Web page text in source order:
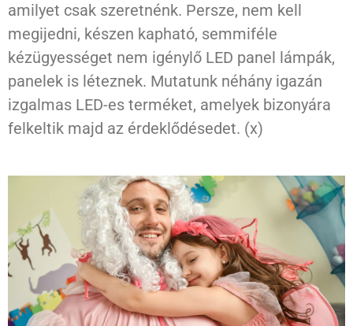
amilyet csak szeretnénk. Persze, nem kell
megijedni, készen kapható, semmiféle
kézügyességet nem igénylő LED panel lámpák,
panelek is léteznek. Mutatunk néhány igazán
izgalmas LED-es terméket, amelyek bizonyára
felkeltik majd az érdeklődésedet. (x)